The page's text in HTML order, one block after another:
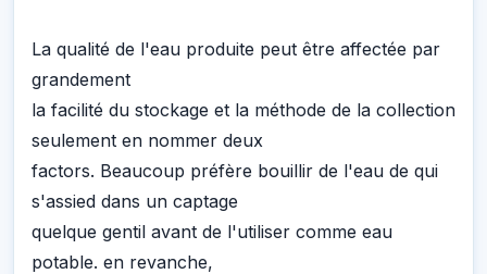
La qualité de l'eau produite peut être affectée par
grandement
la facilité du stockage et la méthode de la collection
seulement en nommer deux
factors. Beaucoup préfère bouillir de l'eau de qui
s'assied dans un captage
quelque gentil avant de l'utiliser comme eau
potable. en revanche,